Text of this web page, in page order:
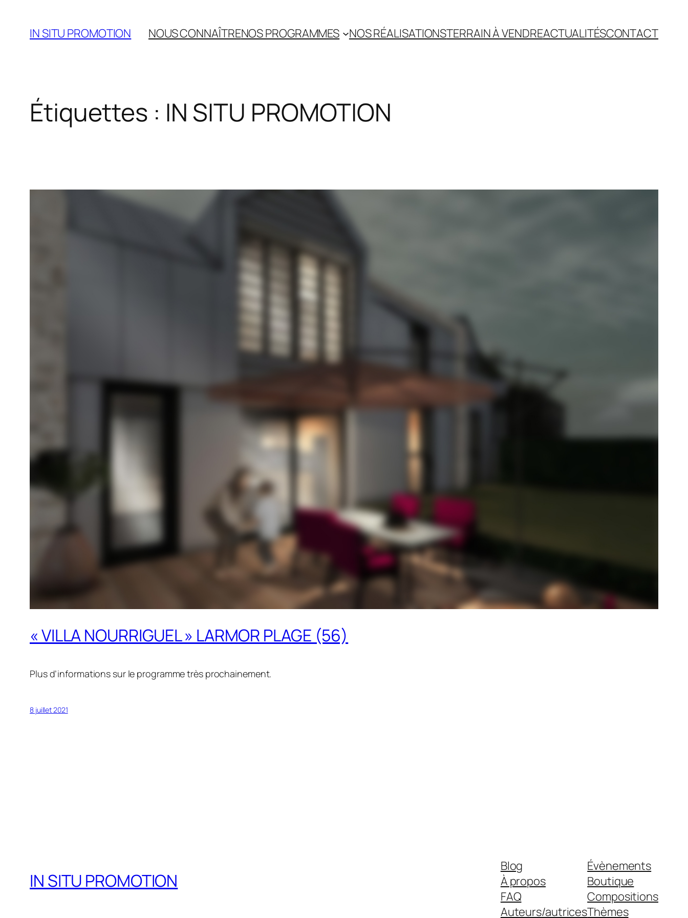
contenu
IN SITU PROMOTION NOUS CONNAÎTRENOS PROGRAMMES NOS RÉALISATIONSTERRAIN À VENDREACTUALITÉSCONTACT
Étiquettes : IN SITU PROMOTION
« VILLA NOURRIGUEL » LARMOR PLAGE (56)
Plus d’informations sur le programme très prochainement.
8 juillet 2021
IN SITU PROMOTION
Blog
À propos
FAQ
Auteurs/autrices
Évènements
Boutique
Compositions
Thèmes